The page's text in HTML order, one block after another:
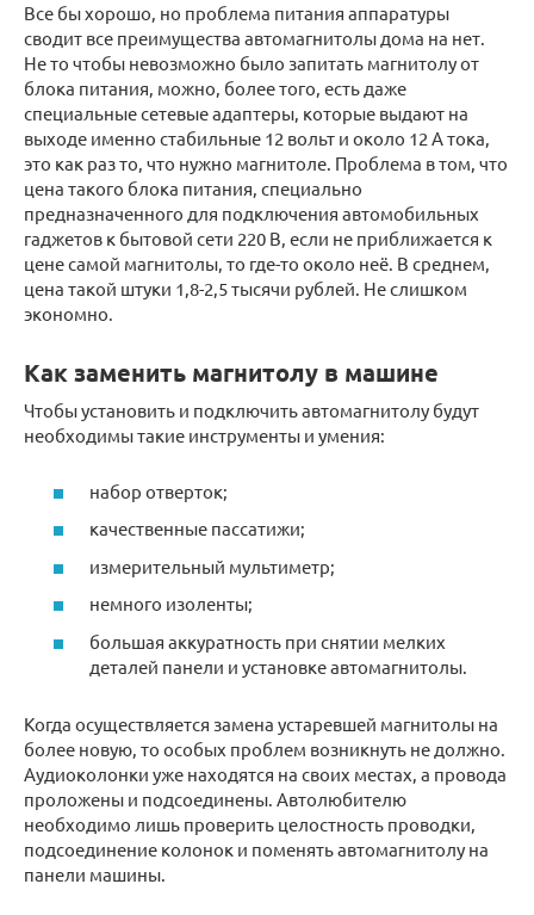
Все бы хорошо, но проблема питания аппаратуры
сводит все преимущества автомагнитолы дома на нет.
Не то чтобы невозможно было запитать магнитолу от
блока питания, можно, более того, есть даже
специальные сетевые адаптеры, которые выдают на
выходе именно стабильные 12 вольт и около 12 А тока,
это как раз то, что нужно магнитоле. Проблема в том, что
цена такого блока питания, специально
предназначенного для подключения автомобильных
гаджетов к бытовой сети 220 В, если не приближается к
цене самой магнитолы, то где-то около неё. В среднем,
цена такой штуки 1,8-2,5 тысячи рублей. Не слишком
экономно.
Как заменить магнитолу в машине
Чтобы установить и подключить автомагнитолу будут
необходимы такие инструменты и умения:
набор отверток;
качественные пассатижи;
измерительный мультиметр;
немного изоленты;
большая аккуратность при снятии мелких
деталей панели и установке автомагнитолы.
Когда осуществляется замена устаревшей магнитолы на
более новую, то особых проблем возникнуть не должно.
Аудиоколонки уже находятся на своих местах, а провода
проложены и подсоединены. Автолюбителю
необходимо лишь проверить целостность проводки,
подсоединение колонок и поменять автомагнитолу на
панели машины.